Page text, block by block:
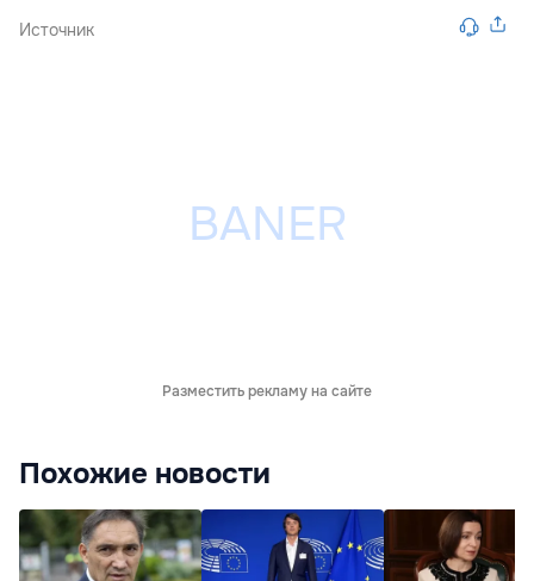
Источник
Разместить рекламу на сайте
Похожие новости